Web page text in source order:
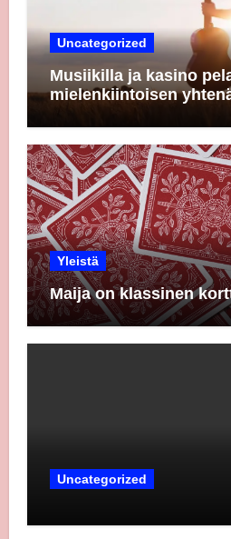
Uncategorized
Musiikilla ja kasino
mielenkiintoisen
Yleistä
Maija on klassinen
Uncategorized